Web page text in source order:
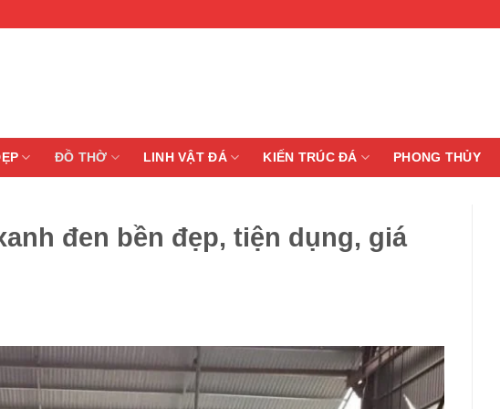
ĐỒ THỜ LINH VẬT ĐÁ KIẾN TRÚC ĐÁ PHONG THỦY
đen bền đẹp, tiện dụng, giá